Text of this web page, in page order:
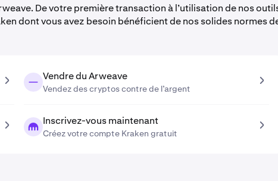
De votre première transaction à l’utilisation de nos
dont vous avez besoin bénéficient de nos solides normes
Vendre du Arweave
Vendez des cryptos contre de l’argent
Inscrivez-vous maintenant
Créez votre compte Kraken gratuit